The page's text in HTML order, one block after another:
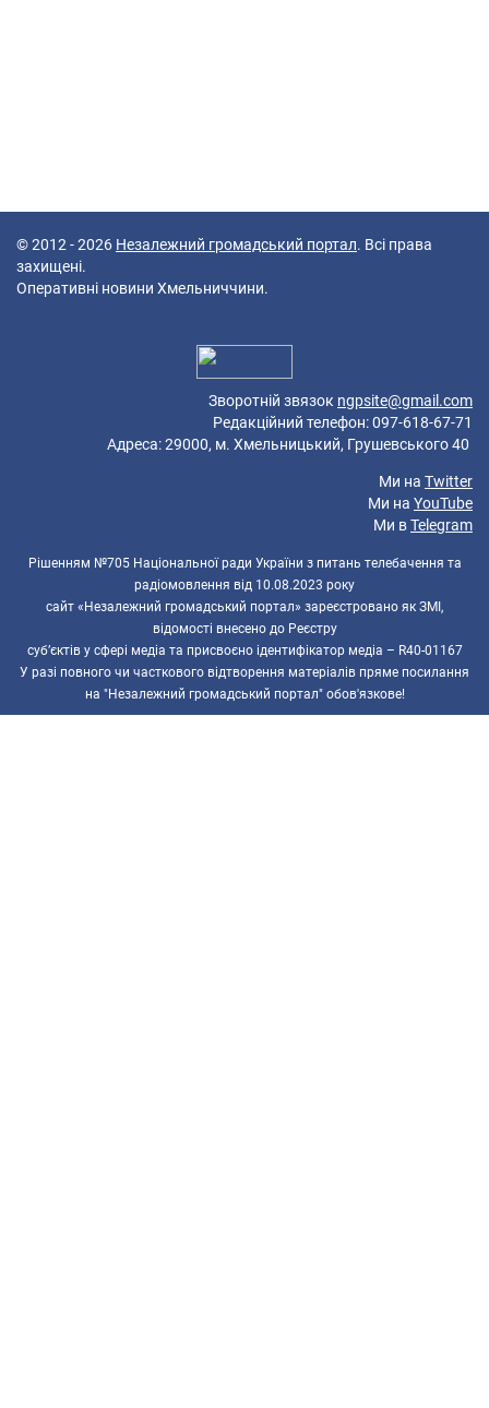
© 2012 - 2026 Незалежний громадський портал. Всі права
захищені.
Оперативні новини Хмельниччини.
Зворотній звязок ngpsite@gmail.com
Редакційний телефон: 097-618-67-71
Адреса: 29000, м. Хмельницький, Грушевського 40
Ми на Twitter
Ми на YouTube
Ми вTelegram
Рішенням №705 Національної ради України з питань телебачення та
радіомовлення від 10.08.2023 року
сайт «Незалежний громадський портал» зареєстровано як ЗМІ,
відомості внесено до Реєстру
суб’єктів у сфері медіа та присвоєно ідентифікатор медіа – R40-01167
У разі повного чи часткового відтворення матеріалів пряме посилання
на "Незалежний громадський портал" обов'язкове!